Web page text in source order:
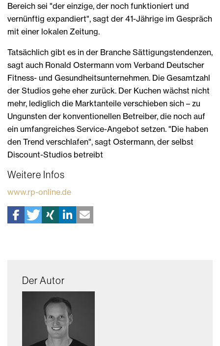
Bereich sei "der einzige, der noch funktioniert und
vernünftig expandiert", sagt der 41-Jährige im Gespräch
mit einer lokalen Zeitung.
Tatsächlich gibt es in der Branche Sättigungstendenzen,
sagt auch Ronald Ostermann vom Verband Deutscher
Fitness- und Gesundheitsunternehmen. Die Gesamtzahl
der Studios gehe eher zurück. Der Kuchen wächst nicht
mehr, lediglich die Marktanteile verschieben sich – zu
Ungunsten der konventionellen Betreiber, die noch auf
ein umfangreiches Service-Angebot setzen. "Die haben
den Trend verschlafen", sagt Ostermann, der selbst
Discount-Studios betreibt
Weitere Infos
www.rp-online.de
Der Autor